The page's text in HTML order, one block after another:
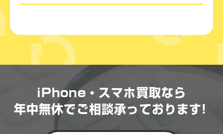
iPhone・スマホ買取なら
年中無休で ご相談承っております!